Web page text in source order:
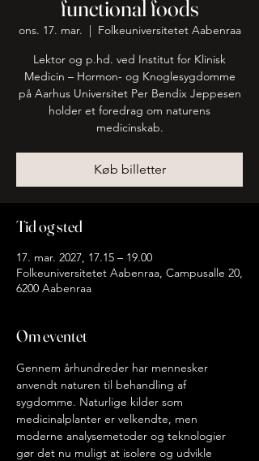
functional foods
ons. 17. mar.
  |
Folkeuniversitetet Aabenraa
Lektor og p.hd. ved Institut for Klinisk
Medicin – Hormon- og Knoglesygdomme
på Aarhus Universitet Per Bendix Jeppesen
holder et foredrag om naturens
medicinskab.
Køb billetter
Tid og sted
17. mar. 2027, 17.15 – 19.00
Folkeuniversitetet Aabenraa, Campusalle 20,
6200 Aabenraa
Om eventet
Gennem århundreder har mennesker
anvendt naturen til behandling af
sygdomme. Naturlige kilder som
medicinalplanter er velkendte, men
moderne analysemetoder og teknologier
gør det nu muligt at isolere og udvikle